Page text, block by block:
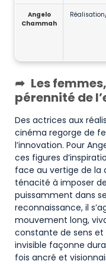
Angelo
Chammah
Les
pérennité de
Des actrices aux
cinéma regorge de
l’innovation. Pour
ces figures
face au vertige de la
ténacité à imposer
puissamment dans
reconnaissance, il
mouvement long,
constante de sens et
invisible façonne
fois ancré et